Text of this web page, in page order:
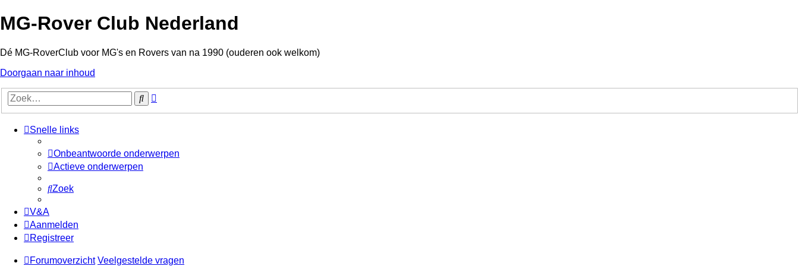
MG-Rover Club Nederland
Dé MG-RoverClub voor MG's en Rovers van na 1990 (ouderen ook welkom)
Doorgaan naar inhoud
Zoek
Snelle links
Onbeantwoorde onderwerpen
Actieve onderwerpen
Zoek
V&A
Aanmelden
Registreer
Forumoverzicht Veelgestelde vragen